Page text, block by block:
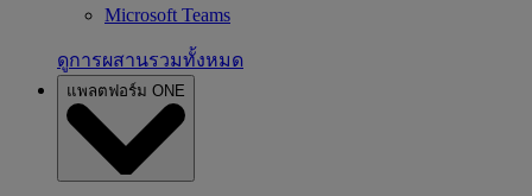
Microsoft Teams
ดูการผสานรวมทั้งหมด
แพลตฟอร์ม ONE